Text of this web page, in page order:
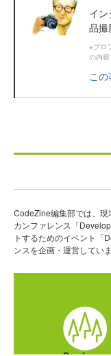
イ
品撮
※プロ
の内
こ
CodeZine編集部では、
カンファレンス「
トするためのイベント「
ンスを企画・運営していま